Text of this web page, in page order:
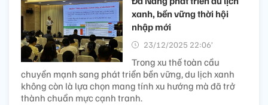
xanh, bền vững thời hội
nhập mới
23/12/2025 22:06’
Trong xu thế toàn cầu
chuyển mạnh sang phát triển bền vững, du lịch xanh
không còn là lựa chọn mang tính xu hướng mà đã trở
thành chuẩn mực cạnh tranh.